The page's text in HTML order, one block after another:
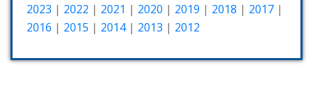
2023 | 2022 | 2021 | 2020 | 2019 | 2018 | 2017 |
2016 | 2015 | 2014| 2013 | 2012